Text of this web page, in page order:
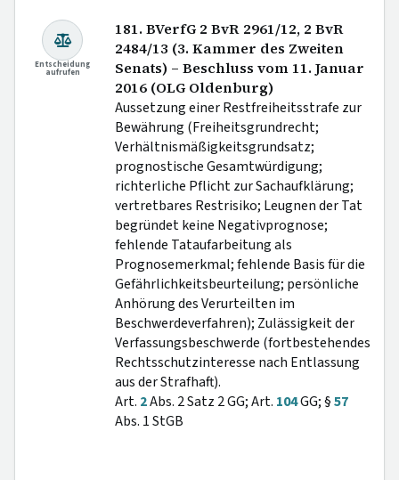
Entscheidung
aufrufen
181. BVerfG 2 BvR 2961/12, 2 BvR
2484/13 (3. Kammer des Zweiten
Senats) – Beschluss vom 11. Januar
2016 (OLG Oldenburg)
Aussetzung einer Restfreiheitsstrafe zur
Bewährung (Freiheitsgrundrecht;
Verhältnismäßigkeitsgrundsatz;
prognostische Gesamtwürdigung;
richterliche Pflicht zur Sachaufklärung;
vertretbares Restrisiko; Leugnen der Tat
begründet keine Negativprognose;
fehlende Tataufarbeitung als
Prognosemerkmal; fehlende Basis für die
Gefährlichkeitsbeurteilung; persönliche
Anhörung des Verurteilten im
Beschwerdeverfahren); Zulässigkeit der
Verfassungsbeschwerde (fortbestehendes
Rechtsschutzinteresse nach Entlassung
aus der Strafhaft).
Art. 2Abs. 2 Satz 2 GG; Art. 104GG; §57
Abs. 1 StGB